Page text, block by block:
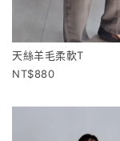
天絲羊毛柔軟T
880